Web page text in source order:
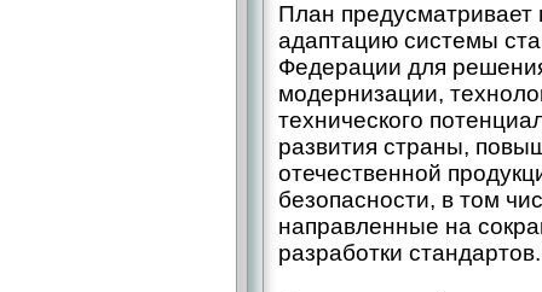
План
адаптацию системы
Федерации для
модернизации,
технического
развития страны,
отечественной
безопасности, в том
направленные на
разработки стандартов.